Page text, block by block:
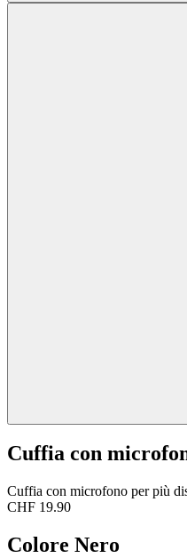
Cuffia con
Cuffia con microfono per più
CHF 19.90
Colore Nero